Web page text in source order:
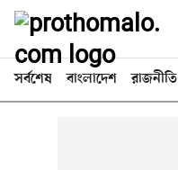
সর্বশেষ বাংলাদেশ রাজনীতি